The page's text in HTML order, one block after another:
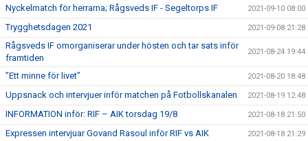
Nyckelmatch för herrarna; Rågsveds IF - Segeltorps IF 2021-09-10 08:00
Trygghetsdagen 2021 2021-09-08 21:28
Rågsveds IF omorganiserar under hösten och tar sats inför
framtiden
2021-08-24 19:44
”Ett minne för livet” 2021-08-20 18:48
Uppsnack och intervjuer inför matchen på Fotbollskanalen 2021-08-19 12:48
INFORMATION inför: RIF – AIK torsdag 19/8 2021-08-18 21:50
Expressen intervjuar Govand Rasoul inför RIF vs AIK 2021-08-18 21:29